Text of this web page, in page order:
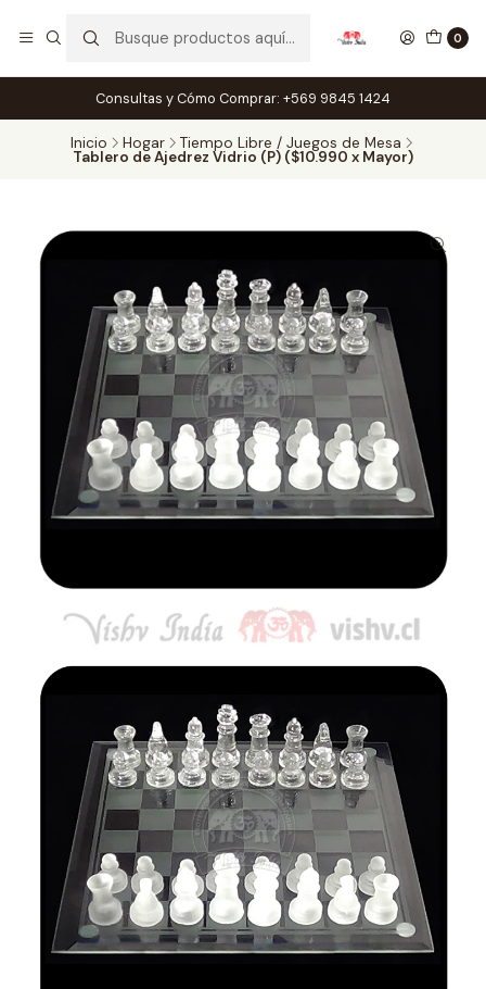
0
Consultas y Cómo Comprar: +569 9845 1424
Inicio Hogar Tiempo Libre / Juegos de Mesa
Tablero de Ajedrez Vidrio (P) ($10.990 x Mayor)